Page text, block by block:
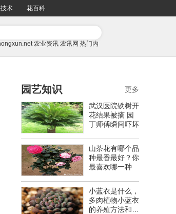
术 花百科
农业资讯 农讯网 热门内
园艺知识
武汉医院铁树开
花结果被摘 园
丁师傅瞬间吓坏
山茶花有哪个品
种最香最好？你
最喜欢哪一种
小蓝衣是什么，
多肉植物小蓝衣
的养殖方法和注
更多